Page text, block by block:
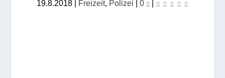
19.8.2018| Freizeit, Polizei | 0 |